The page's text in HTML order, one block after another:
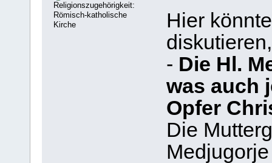
Religionszugehörigkeit:
Römisch-katholische
Kirche
Hier
- Die Hl.
was auch
Opfer
Die